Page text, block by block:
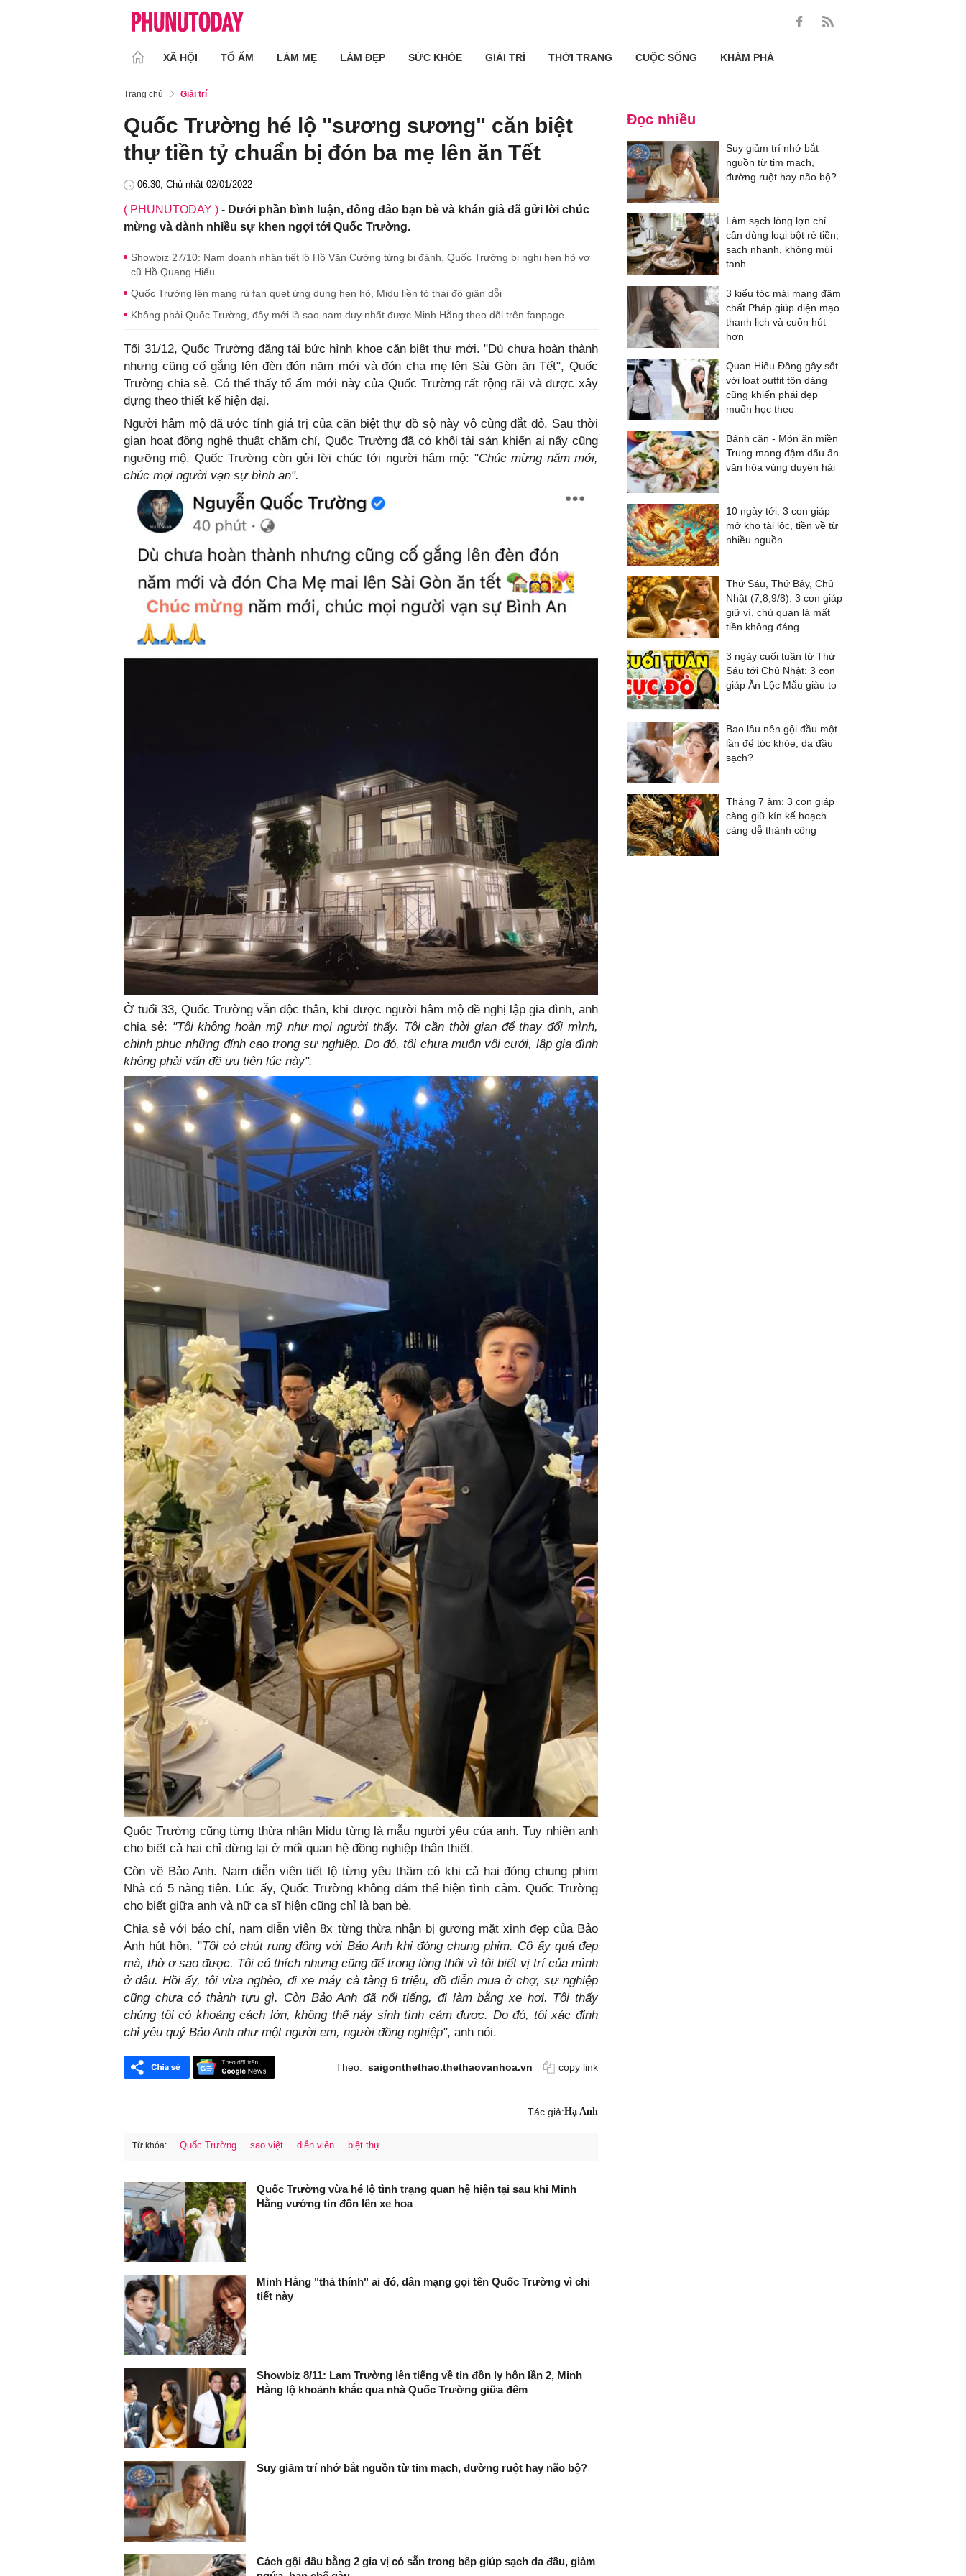
XÃ HỘI TỔ ẤM LÀM MẸ LÀM ĐẸP SỨC KHỎE GIẢI TRÍ THỜI TRANG CUỘC SỐNG KHÁM PHÁ
Trang chủ Giải trí
Quốc Trường hé lộ "sương sương" căn biệt
thự tiền tỷ chuẩn bị đón ba mẹ lên ăn Tết
06:30, Chủ nhật 02/01/2022
( PHUNUTODAY ) - Dưới phần bình luận, đông đảo bạn bè và khán giả đã gửi lời chúc
mừng và dành nhiều sự khen ngợi tới Quốc Trường.
Showbiz 27/10: Nam doanh nhân tiết lộ Hồ Văn Cường từng bị đánh, Quốc Trường bị nghi hẹn hò vợ
cũ Hồ Quang Hiếu
Quốc Trường lên mạng rủ fan quẹt ứng dụng hẹn hò, Midu liền tỏ thái độ giận dỗi
Không phải Quốc Trường, đây mới là sao nam duy nhất được Minh Hằng theo dõi trên fanpage
Tối 31/12, Quốc Trường đăng tải bức hình khoe căn biệt thự mới. "Dù chưa hoàn thành
nhưng cũng cố gắng lên đèn đón năm mới và đón cha mẹ lên Sài Gòn ăn Tết", Quốc
Trường chia sẻ. Có thể thấy tổ ấm mới này của Quốc Trường rất rộng rãi và được xây
dựng theo thiết kế hiện đại.
Người hâm mộ đã ước tính giá trị của căn biệt thự đồ sộ này vô cùng đắt đỏ. Sau thời
gian hoạt động nghệ thuật chăm chỉ, Quốc Trường đã có khối tài sản khiến ai nấy cũng
ngưỡng mộ. Quốc Trường còn gửi lời chúc tới người hâm mộ: "Chúc mừng năm mới,
chúc mọi người vạn sự bình an".
Ở tuổi 33, Quốc Trường vẫn độc thân, khi được người hâm mộ đề nghị lập gia đình, anh
chia sẻ: "Tôi không hoàn mỹ như mọi người thấy. Tôi cần thời gian để thay đổi mình,
chinh phục những đỉnh cao trong sự nghiệp. Do đó, tôi chưa muốn vội cưới, lập gia đình
không phải vấn đề ưu tiên lúc này".
Quốc Trường cũng từng thừa nhận Midu từng là mẫu người yêu của anh. Tuy nhiên anh
cho biết cả hai chỉ dừng lại ở mối quan hệ đồng nghiệp thân thiết.
Còn về Bảo Anh. Nam diễn viên tiết lộ từng yêu thầm cô khi cả hai đóng chung phim
Nhà có 5 nàng tiên. Lúc ấy, Quốc Trường không dám thể hiện tình cảm. Quốc Trường
cho biết giữa anh và nữ ca sĩ hiện cũng chỉ là bạn bè.
Chia sẻ với báo chí, nam diễn viên 8x từng thừa nhận bị gương mặt xinh đẹp của Bảo
Anh hút hồn. "Tôi có chút rung động với Bảo Anh khi đóng chung phim. Cô ấy quá đẹp
mà, thờ ơ sao được. Tôi có thích nhưng cũng để trong lòng thôi vì tôi biết vị trí của mình
ở đâu. Hồi ấy, tôi vừa nghèo, đi xe máy cà tàng 6 triệu, đồ diễn mua ở chợ, sự nghiệp
cũng chưa có thành tựu gì. Còn Bảo Anh đã nổi tiếng, đi làm bằng xe hơi. Tôi thấy
chúng tôi có khoảng cách lớn, không thể nảy sinh tình cảm được. Do đó, tôi xác định
chỉ yêu quý Bảo Anh như một người em, người đồng nghiệp", anh nói.
Theo: saigonthethao.thethaovanhoa.vn copy link
Tác giả:Hạ Anh
Từ khóa: Quốc Trường sao việt diễn viên biệt thự
Quốc Trường vừa hé lộ tình trạng quan hệ hiện tại sau khi Minh
Hằng vướng tin đồn lên xe hoa
Minh Hằng "thả thính" ai đó, dân mạng gọi tên Quốc Trường vì chi
tiết này
Showbiz 8/11: Lam Trường lên tiếng về tin đồn ly hôn lần 2, Minh
Hằng lộ khoảnh khắc qua nhà Quốc Trường giữa đêm
Suy giảm trí nhớ bắt nguồn từ tim mạch, đường ruột hay não bộ?
Cách gội đầu bằng 2 gia vị có sẵn trong bếp giúp sạch da đầu, giảm
Đọc nhiều
Suy giảm trí nhớ bắt
nguồn từ tim mạch,
đường ruột hay não bộ?
Làm sạch lòng lợn chỉ
cần dùng loại bột rẻ tiền,
sạch nhanh, không mùi
tanh
3 kiểu tóc mái mang đậm
chất Pháp giúp diện mạo
thanh lịch và cuốn hút
hơn
Quan Hiểu Đồng gây sốt
với loạt outfit tôn dáng
cũng khiến phái đẹp
muốn học theo
Bánh căn - Món ăn miền
Trung mang đậm dấu ấn
văn hóa vùng duyên hải
10 ngày tới: 3 con giáp
mở kho tài lộc, tiền về từ
nhiều nguồn
Thứ Sáu, Thứ Bảy, Chủ
Nhật (7,8,9/8): 3 con giáp
giữ ví, chủ quan là mất
tiền không đáng
3 ngày cuối tuần từ Thứ
Sáu tới Chủ Nhật: 3 con
giáp Ăn Lộc Mẫu giàu to
Bao lâu nên gội đầu một
lần để tóc khỏe, da đầu
sạch?
Tháng 7 âm: 3 con giáp
càng giữ kín kế hoạch
càng dễ thành công